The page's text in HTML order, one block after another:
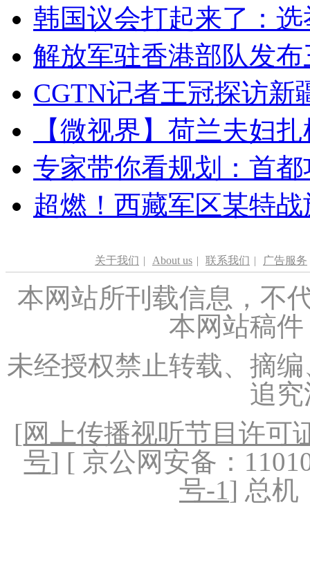
韩国议会打起来了：
解放军驻香港部队发
CGTN记者王冠探访新
【微视界】荷兰夫妇
专家带你看规划：首
超燃！西藏军区某特
关于我们 | About us | 联系我们 | 广告服务
本网站所刊载信息，不
本网站稿
未经授权禁止转载、摘
追
[网上传播视听节目许可
号] [ 京公网安备：
号-1] 总机